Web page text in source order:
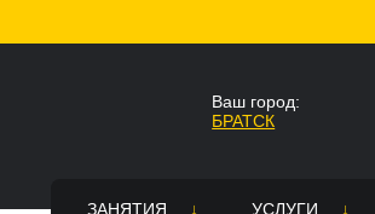
Ваш город:
БРАТСК
ЗАНЯТИЯ УСЛУГИ